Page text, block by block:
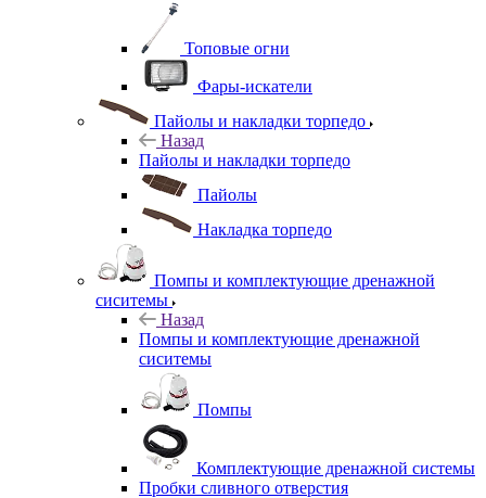
Топовые огни
Фары-искатели
Пайолы и накладки торпедо
Назад
Пайолы и накладки торпедо
Пайолы
Накладка торпедо
Помпы и комплектующие дренажной
сиситемы
Назад
Помпы и комплектующие дренажной
сиситемы
Помпы
Комплектующие дренажной системы
Пробки сливного отверстия